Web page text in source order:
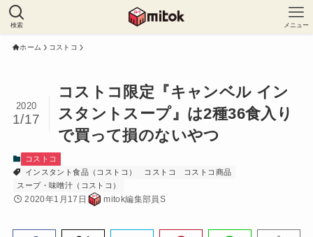
検索 メニュー
ホーム コストコ
コストコ限定『キャンベル イン
スタントスープ』は2種36食入り
で買って損のないやつ
2020
1/17
コストコ
インスタント食品（コストコ）
コストコ
コストコ商品
スープ・味噌汁（コストコ）
2020年1月17日 mitok編集部員S